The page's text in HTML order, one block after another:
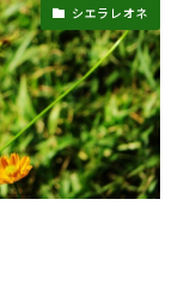
シエラレオネ